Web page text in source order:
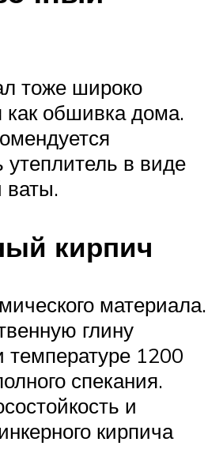
тоже широко
как обшивка дома.
утеплитель в виде
ваты.
кирпич
материала.
глину
температуре 1200
спекания.
и
кирпича